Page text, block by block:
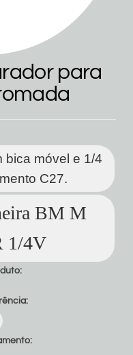
para
bica móvel e 1/4
C27.
BM M
1/4V